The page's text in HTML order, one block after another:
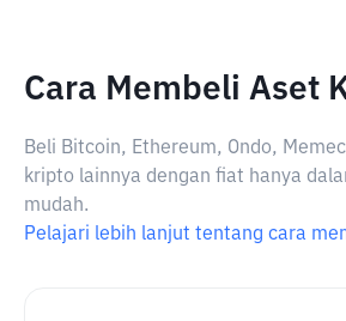
Cara Membeli Aset
Beli Bitcoin, Ethereum, Ondo,
kripto lainnya dengan fiat hanya
mudah.
Pelajari lebih lanjut tentang cara